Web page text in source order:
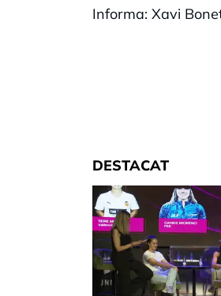
Informa: Xavi
DESTACAT